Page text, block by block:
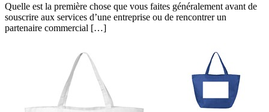
Quelle est la première chose que vous faites généralement avant de
souscrire aux services d’une entreprise ou de rencontrer un
partenaire commercial […]